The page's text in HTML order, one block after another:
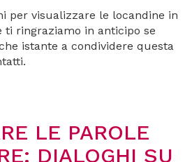
per visualizzare le locandine in
ti ringraziamo in anticipo se
istante a condividere questa
LE PAROLE
DIALOGHI SU